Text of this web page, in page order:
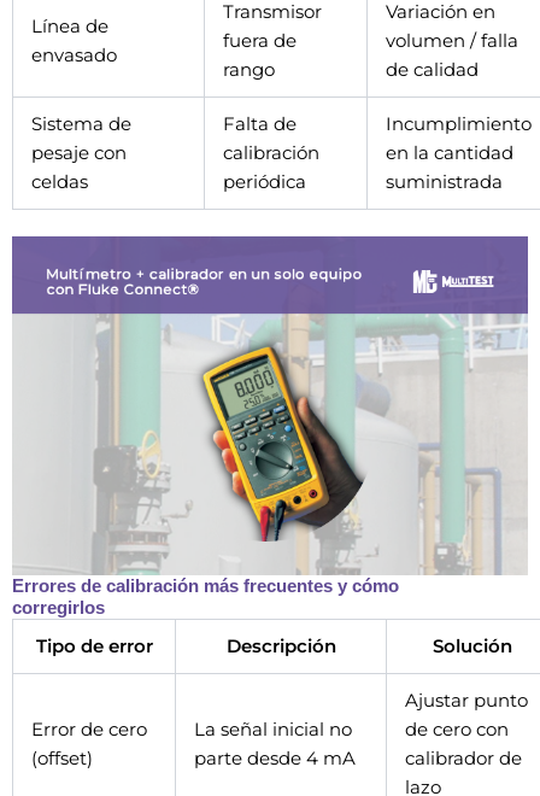
Línea de
envasado
Transmisor
fuera de
rango
Variación en
volumen / falla
de calidad
Sistema de
pesaje con
celdas
Falta de
calibración
periódica
Incumplimiento
en la cantidad
suministrada
Errores de calibración más frecuentes y cómo
corregirlos
Tipo de error Descripción Solución
Error de cero
(offset)
La señal inicial no
parte desde 4 mA
Ajustar punto
de cero con
calibrador de
lazo